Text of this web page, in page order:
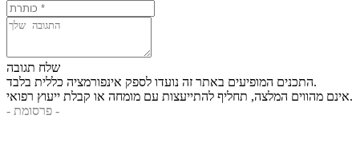
שלח תגובה
התכנים המופיעים באתר זה נועדו לספק אינפורמציה כללית בלבד.
אינם מהווים המלצה, תחליף להתייעצות עם מומחה או קבלת ייעוץ רפואי.
- פרסומת -